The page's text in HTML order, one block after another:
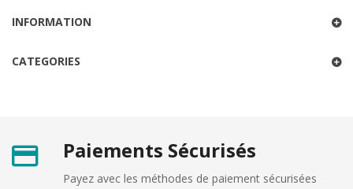
INFORMATION
CATEGORIES
Paiements Sécurisés
Payez avec les méthodes de paiement sécurisées